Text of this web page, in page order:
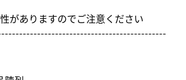
がありますのでご注意ください